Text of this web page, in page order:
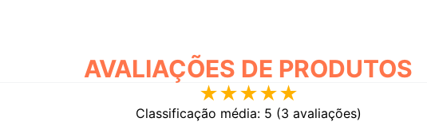
AVALIAÇÕES
★★★★★
Classificação média: 5 (3 avaliações)